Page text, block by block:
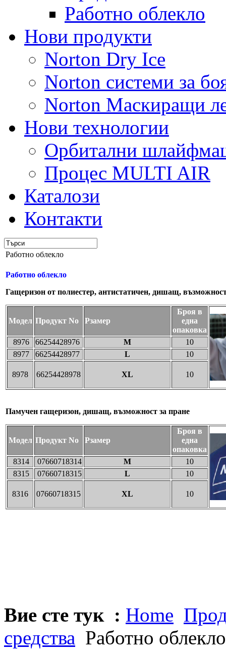
Работно облекло
Нови продукти
Norton Dry Ice
Norton системи за
Norton Маскиращи
Нови технологии
Орбитални
Процес MULTI AIR
Каталози
Контакти
Работно облекло
Работно облекло
Гащеризон от полиестер, антистатичен, дишащ,
Модел Продукт Nо Рзамер
Броя в
една
опаковка
8976
66254428976 M
10
8977
66254428977 L 10
8978 66254428978 XL 10
Памучен гащеризон, дишащ, възможност за пране
Модел Продукт Nо Рзамер
Броя в
една
опаковка
8314
07660718314 M
10
8315
07660718315 L 10
8316 07660718315 XL 10
Вие сте тук : Home
средства Работно облекло